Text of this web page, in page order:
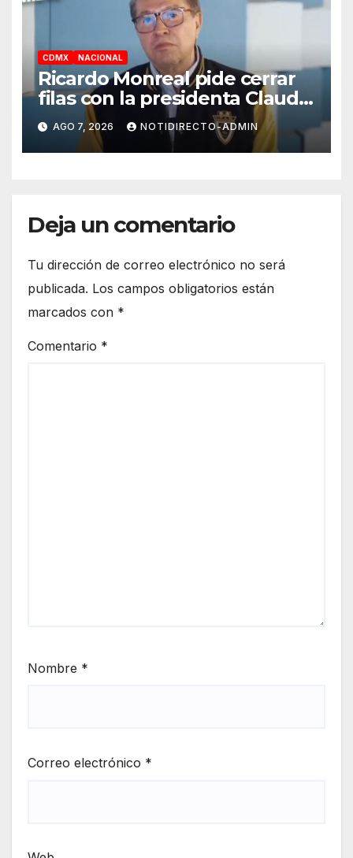
CDMX NACIONAL
Ricardo Monreal pide cerrar
filas con la presidenta Claudia
Sheinbaum tras frenar
exportación de aguacate
AGO 7, 2026 NOTIDIRECTO-ADMIN
Deja un comentario
Tu dirección de correo electrónico no será
publicada. Los campos obligatorios están
marcados con *
Comentario *
Nombre *
Correo electrónico *